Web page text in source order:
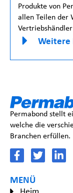
Produkte von
allen Teilen der
Weitere
Permabond stellt
welche die
Branchen erfüllen.
MENÜ